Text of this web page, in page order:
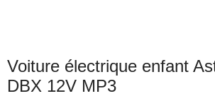
Voiture électrique enfant
DBX 12V MP3